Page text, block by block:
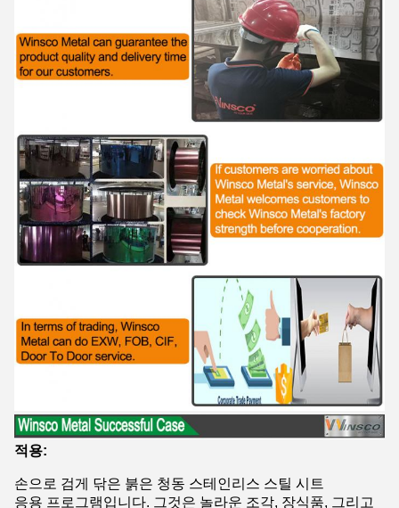
적용:
손으로 검게 닦은 붉은 청동 스테인리스 스틸 시트
응용 프로그램입니다. 그것은 놀라운 조각, 장식품, 그리고